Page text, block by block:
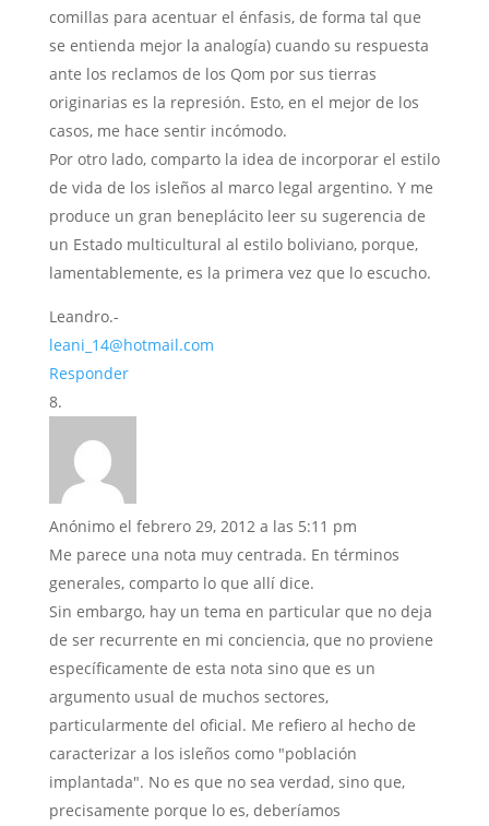
comillas para acentuar el énfasis, de forma tal que
se entienda mejor la analogía) cuando su respuesta
ante los reclamos de los Qom por sus tierras
originarias es la represión. Esto, en el mejor de los
casos, me hace sentir incómodo.
Por otro lado, comparto la idea de incorporar el estilo
de vida de los isleños al marco legal argentino. Y me
produce un gran beneplácito leer su sugerencia de
un Estado multicultural al estilo boliviano, porque,
lamentablemente, es la primera vez que lo escucho.
Leandro.-
leani_14@hotmail.com
Responder
Anónimo el febrero 29, 2012 a las 5:11 pm
Me parece una nota muy centrada. En términos
generales, comparto lo que allí dice.
Sin embargo, hay un tema en particular que no deja
de ser recurrente en mi conciencia, que no proviene
específicamente de esta nota sino que es un
argumento usual de muchos sectores,
particularmente del oficial. Me refiero al hecho de
caracterizar a los isleños como "población
implantada". No es que no sea verdad, sino que,
precisamente porque lo es, deberíamos